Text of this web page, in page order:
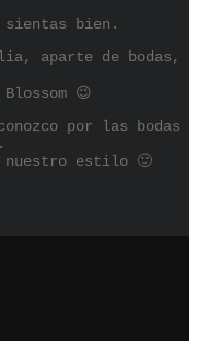
sientas bien.
aparte de bodas,
😉
por las bodas
nuestro estilo 🙂